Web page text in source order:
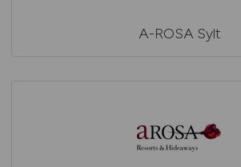
A-ROSA Sylt